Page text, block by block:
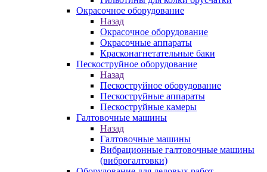
Окрасочное оборудование
Назад
Окрасочное оборудование
Окрасочные аппараты
Красконагнетательные баки
Пескоструйное оборудование
Назад
Пескоструйное оборудование
Пескоструйные аппараты
Пескоструйные камеры
Галтовочные машины
Назад
Галтовочные машины
Вибрационные галтовочные машины
(виброгалтовки)